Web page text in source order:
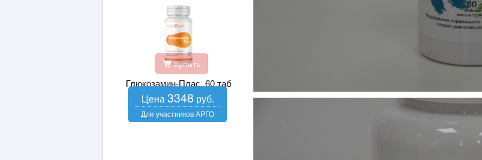
Купить
Глюкозамин-Плас, 60 таб
3348